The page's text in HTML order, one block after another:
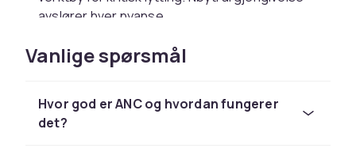
avslører hver nyanse.
Lukkede for innspilling
mikrofonen og isolerer omgivelseslyd.
Åpne for miksing
Vanlige spørsmål
Hvor god er ANC og hvordan fungerer
det?